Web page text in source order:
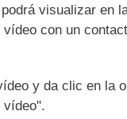
visualizar en
con un
y da clic en la
vídeo".